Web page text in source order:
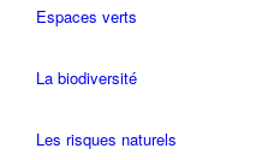
Espaces verts
La biodiversité
Les risques naturels